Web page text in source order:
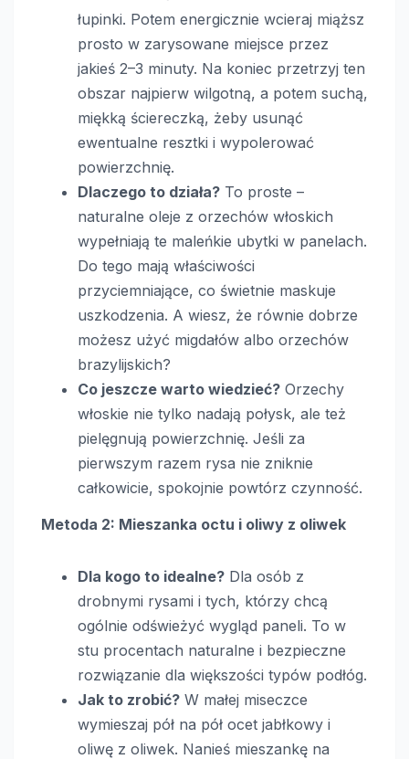
łupinki. Potem energicznie wcieraj miąższ
prosto w zarysowane miejsce przez
jakieś 2–3 minuty. Na koniec przetrzyj ten
obszar najpierw wilgotną, a potem suchą,
miękką ściereczką, żeby usunąć
ewentualne resztki i wypolerować
powierzchnię.
Dlaczego to działa? To proste –
naturalne oleje z orzechów włoskich
wypełniają te maleńkie ubytki w panelach.
Do tego mają właściwości
przyciemniające, co świetnie maskuje
uszkodzenia. A wiesz, że równie dobrze
możesz użyć migdałów albo orzechów
brazylijskich?
Co jeszcze warto wiedzieć? Orzechy
włoskie nie tylko nadają połysk, ale też
pielęgnują powierzchnię. Jeśli za
pierwszym razem rysa nie zniknie
całkowicie, spokojnie powtórz czynność.
Metoda 2: Mieszanka octu i oliwy z oliwek
Dla kogo to idealne? Dla osób z
drobnymi rysami i tych, którzy chcą
ogólnie odświeżyć wygląd paneli. To w
stu procentach naturalne i bezpieczne
rozwiązanie dla większości typów podłóg.
Jak to zrobić? W małej miseczce
wymieszaj pół na pół ocet jabłkowy i
oliwę z oliwek. Nanieś mieszankę na